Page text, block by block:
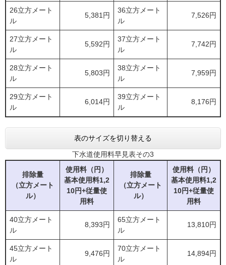
26立方メート
ル
5,381円
36立方メート
ル
7,526円
27立方メート
ル
5,592円
37立方メート
ル
7,742円
28立方メート
ル
5,803円
38立方メート
ル
7,959円
29立方メート
ル
6,014円
39立方メート
ル
8,176円
表のサイズを切り替える
下水道使用料早見表その3
排除量
（立方メート
ル）
使用料（円）
基本使用料1,2
10円+従量使
用料
排除量
（立方メート
ル）
使用料（円）
基本使用料1,2
10円+従量使
用料
40立方メート
ル
8,393円
65立方メート
ル
13,810円
45立方メート
ル
9,476円
70立方メート
ル
14,894円